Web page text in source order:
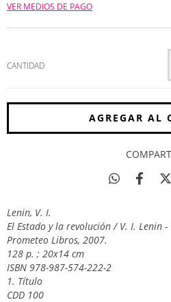
VER MEDIOS DE PAGO
CANTIDAD
Lenin, V. I.
El Estado y la revolución / V. I. Lenin -
Prometeo Libros, 2007.
128 p. ; 20x14 cm
ISBN 978-987-574-222-2
1. Título
CDD 100